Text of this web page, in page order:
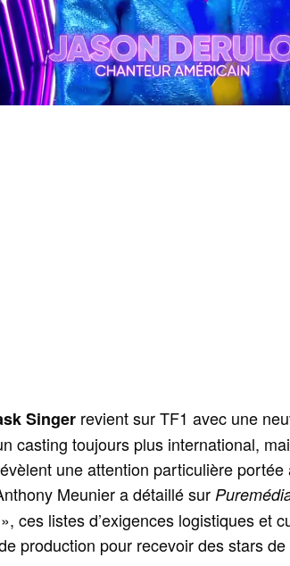
Singerrevient sur TF1 avec une
casting toujours plus international,
une attention particulière portée
Meunier a détaillé sur
ces listes d’exigences logistiques et
production pour recevoir des stars